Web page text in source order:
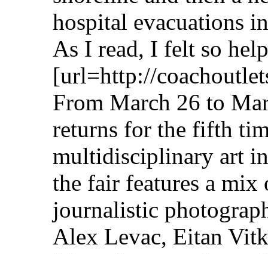
hospital evacuations
As I read, I felt so
[url=http://
From March 26 to
returns for the fifth
multidisciplinary art
the fair features a
journalistic
Alex Levac, Eitan